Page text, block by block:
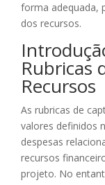
forma adequada,
dos recursos.
Rubricas
Recursos
As rubricas de
valores definidos
despesas
recursos
projeto. No